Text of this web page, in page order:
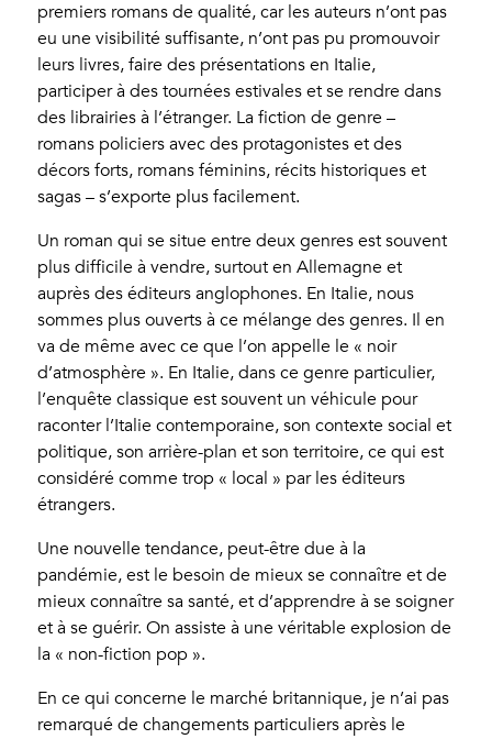
premiers romans de qualité, car les auteurs n’ont pas
eu une visibilité suffisante, n’ont pas pu promouvoir
leurs livres, faire des présentations en Italie,
participer à des tournées estivales et se rendre dans
des librairies à l’étranger. La fiction de genre –
romans policiers avec des protagonistes et des
décors forts, romans féminins, récits historiques et
sagas – s’exporte plus facilement.
Un roman qui se situe entre deux genres est souvent
plus difficile à vendre, surtout en Allemagne et
auprès des éditeurs anglophones. En Italie, nous
sommes plus ouverts à ce mélange des genres. Il en
va de même avec ce que l’on appelle le « noir
d’atmosphère ». En Italie, dans ce genre particulier,
l’enquête classique est souvent un véhicule pour
raconter l’Italie contemporaine, son contexte social et
politique, son arrière-plan et son territoire, ce qui est
considéré comme trop « local » par les éditeurs
étrangers.
Une nouvelle tendance, peut-être due à la
pandémie, est le besoin de mieux se connaître et de
mieux connaître sa santé, et d’apprendre à se soigner
et à se guérir. On assiste à une véritable explosion de
la « non-fiction pop ».
En ce qui concerne le marché britannique, je n’ai pas
remarqué de changements particuliers après le